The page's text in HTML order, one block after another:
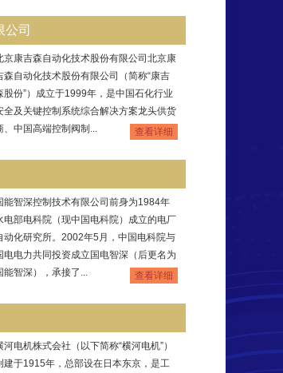
公司
京康吉森自动化技术股份有限公司北京康
森自动化技术股份有限公司（简称“康吉
股份”）成⽴于1999年，是中国石化行业
全及关键控制系统综合解决方案龙头供货
、中国高端控制阀制...
查看详细
能智深控制技术有限公司前身为1984年
电部电科院（现中国电科院）成立的电厂
动化研究所。2002年5月，中国电科院与
电电力共同投资成立国电智深（后更名为
能智深），承接了...
查看详细
河电机株式会社（以下简称“横河电机”）
建于1915年，总部设在日本东京，是工